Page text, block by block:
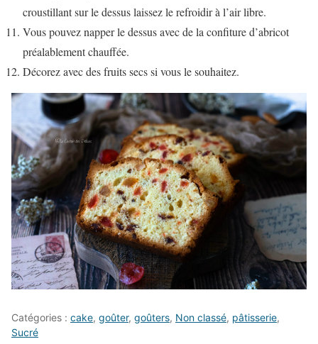
croustillant sur le dessus laissez le refroidir à l’air libre.
Vous pouvez napper le dessus avec de la confiture d’abricot
préalablement chauffée.
Décorez avec des fruits secs si vous le souhaitez.
Catégories : cake, goûter, goûters, Non classé, pâtisserie,
Sucré